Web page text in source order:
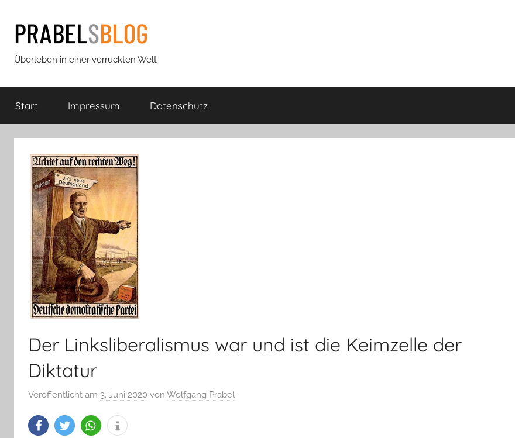
Inhalt
springen
Prabels
Blog
Überleben in einer verrückten Welt
Start Impressum Datenschutz
Der Linksliberalismus war und ist die Keimzelle der
Diktatur
Veröffentlicht am 3. Juni 2020 von Wolfgang Prabel